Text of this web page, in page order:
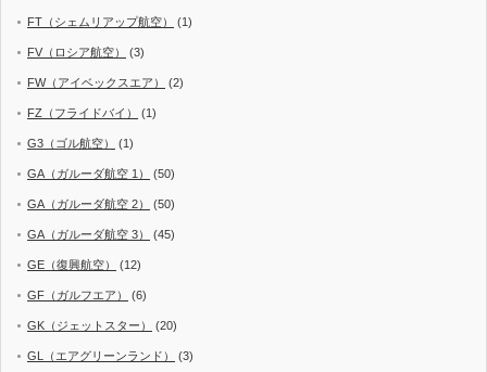
FT（シェムリアップ航空） (1)
FV（ロシア航空） (3)
FW（アイベックスエア） (2)
FZ（フライドバイ） (1)
G3（ゴル航空） (1)
GA（ガルーダ航空 1） (50)
GA（ガルーダ航空 2） (50)
GA（ガルーダ航空 3） (45)
GE（復興航空） (12)
GF（ガルフエア） (6)
GK（ジェットスター） (20)
GL（エアグリーンランド） (3)